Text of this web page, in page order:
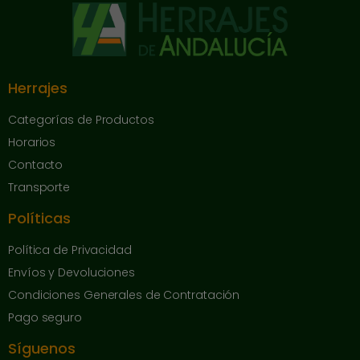
Herrajes
Categorías de Productos
Horarios
Contacto
Transporte
Políticas
Política de Privacidad
Envíos y Devoluciones
Condiciones Generales de Contratación
Pago seguro
Síguenos